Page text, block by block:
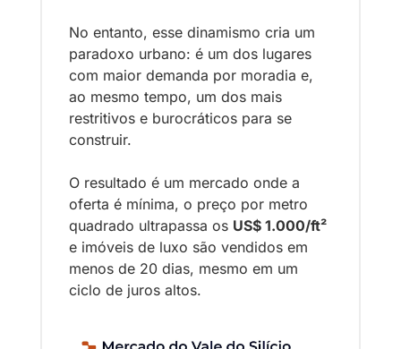
No entanto, esse dinamismo cria um
paradoxo urbano: é um dos lugares
com maior demanda por moradia e,
ao mesmo tempo, um dos mais
restritivos e burocráticos para se
construir.
O resultado é um mercado onde a
oferta é mínima, o preço por metro
quadrado ultrapassa os US$ 1.000/ft²
e imóveis de luxo são vendidos em
menos de 20 dias, mesmo em um
ciclo de juros altos.